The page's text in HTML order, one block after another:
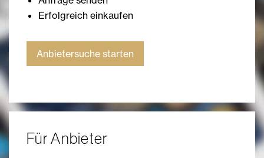
Erfolgreich einkaufen
Anbietersuche starten
Für Anbieter